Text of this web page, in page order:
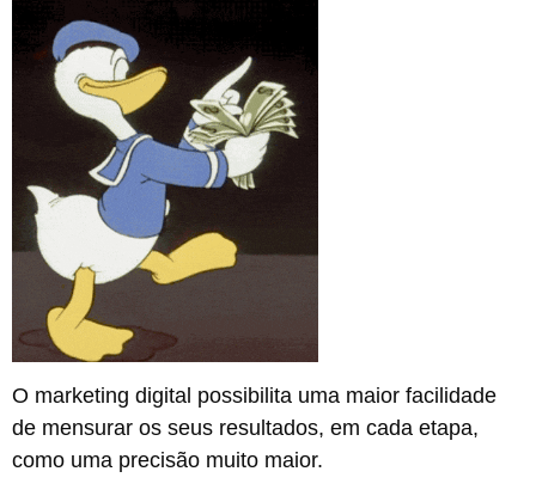
O marketing digital possibilita uma maior facilidade
de mensurar os seus resultados, em cada etapa,
como uma precisão muito maior.